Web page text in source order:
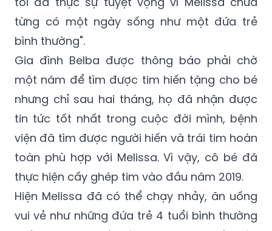
bình thường".
Gia đình Belba được thông báo phải chờ
một năm để tìm được tim hiến tặng cho bé
nhưng chỉ sau hai tháng, họ đã nhận được
tin tức tốt nhất trong cuộc đời mình, bệnh
viện đã tìm được người hiến và trái tim hoàn
toàn phù hợp với Melissa. Vì vậy, cô bé đã
thực hiện cấy ghép tim vào đầu năm 2019.
Hiện Melissa đã có thể chạy nhảy, ăn uống
vui vẻ như những đứa trẻ 4 tuổi bình thường
khác, lạc quan và trân trọng những gì cuộc
sống đã ban tặng. Erjona cũng khẳng định: